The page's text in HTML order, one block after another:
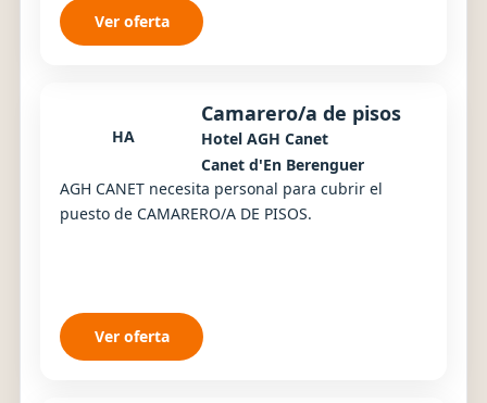
Ver oferta
HA
Camarero/a de pisos
Hotel AGH Canet
Canet d'En Berenguer
AGH CANET necesita personal para cubrir el
puesto de CAMARERO/A DE PISOS.
Ver oferta